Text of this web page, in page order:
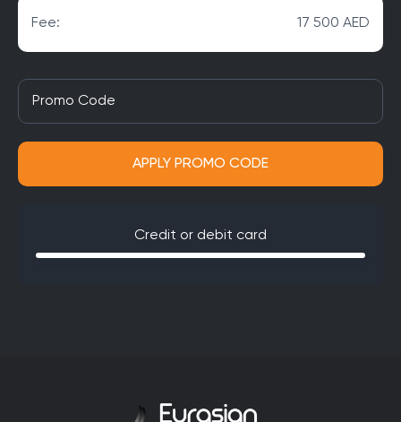
Fee: 17 500 AED
APPLY PROMO CODE
Credit or debit card